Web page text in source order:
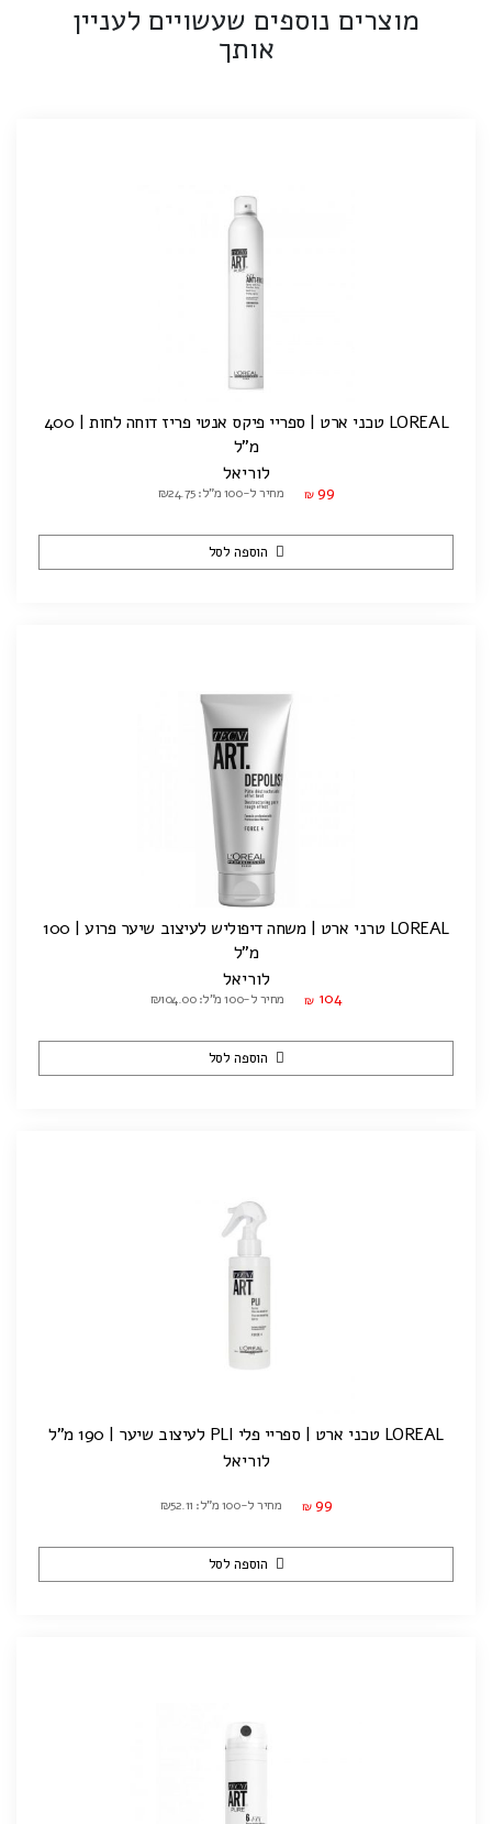
מוצרים נוספים שעשויים לעניין
אותך
LOREAL טכני ארט | ספריי פיקס אנטי פריז דוחה לחות | 400
מ"ל
לוריאל
₪ 99 מחיר ל-100 מ"ל: ₪24.75
הוספה לסל
LOREAL טרני ארט | משחה דיפוליש לעיצוב שיער פרוע | 100
מ"ל
לוריאל
₪ 104 מחיר ל-100 מ"ל: ₪104.00
הוספה לסל
LOREAL טכני ארט | ספריי פלי PLI לעיצוב שיער | 190 מ"ל
לוריאל
₪ 99 מחיר ל-100 מ"ל: ₪52.11
הוספה לסל